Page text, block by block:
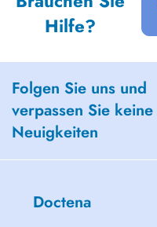
Hilfe?
Folgen Sie uns und
verpassen Sie keine
Neuigkeiten
Doctena